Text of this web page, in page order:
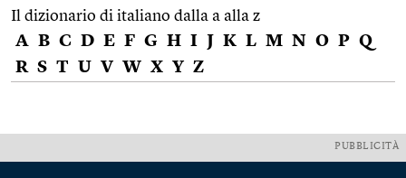
Il dizionario di italiano dalla a alla z
A B C D E F G H I J K L M N O P Q
R S T U V W X Y Z
PUBBLICITÀ